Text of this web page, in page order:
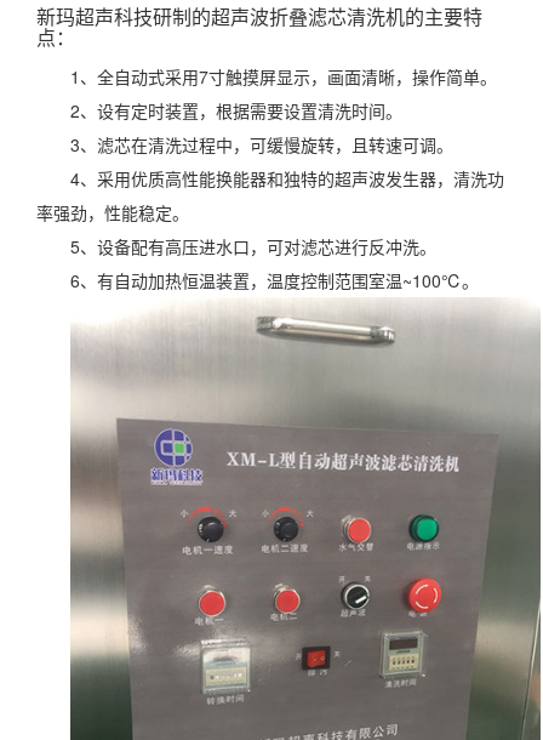
新玛超声科技研制的超声波折叠滤芯清洗机的主要特
点：
1、全自动式采用7寸触摸屏显示，画面清晰，操作简单。
2、设有定时装置，根据需要设置清洗时间。
3、滤芯在清洗过程中，可缓慢旋转，且转速可调。
4、采用优质高性能换能器和独特的超声波发生器，清洗功
率强劲，性能稳定。
5、设备配有高压进水口，可对滤芯进行反冲洗。
6、有自动加热恒温装置，温度控制范围室温~100℃。